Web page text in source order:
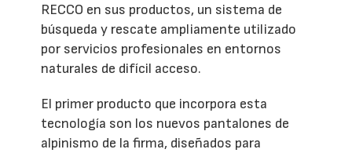
RECCO en sus productos, un sistema de
búsqueda y rescate ampliamente utilizado
por servicios profesionales en entornos
naturales de difícil acceso.
El primer producto que incorpora esta
tecnología son los nuevos pantalones de
alpinismo de la firma, diseñados para